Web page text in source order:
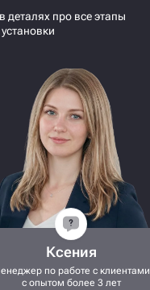
деталях про все этапы
Ксения
по работе с клиентами
с опытом более 3 лет